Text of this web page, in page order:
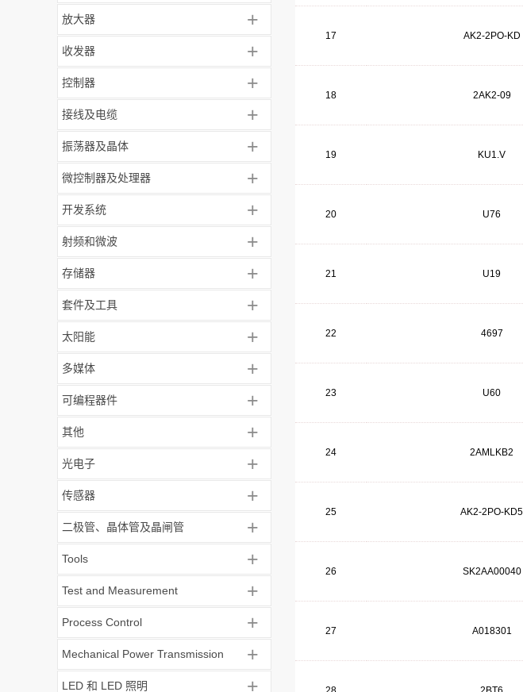
放大器 +
收发器 +
控制器 +
接线及电缆 +
振荡器及晶体 +
微控制器及处理器 +
开发系统 +
射频和微波 +
存储器 +
套件及工具 +
太阳能 +
多媒体 +
可编程器件 +
其他 +
光电子 +
传感器 +
二极管、晶体管及晶闸管 +
Tools +
Test and Measurement +
Process Control +
Mechanical Power Transmission +
LED 和 LED 照明 +
17 AK2-2PO-KD
18 2AK2-09
19 KU1.V
20 U76
21 U19
22 4697
23 U60
24 2AMLKB2
25 AK2-2PO-KD5
26 SK2AA00040
27 A018301